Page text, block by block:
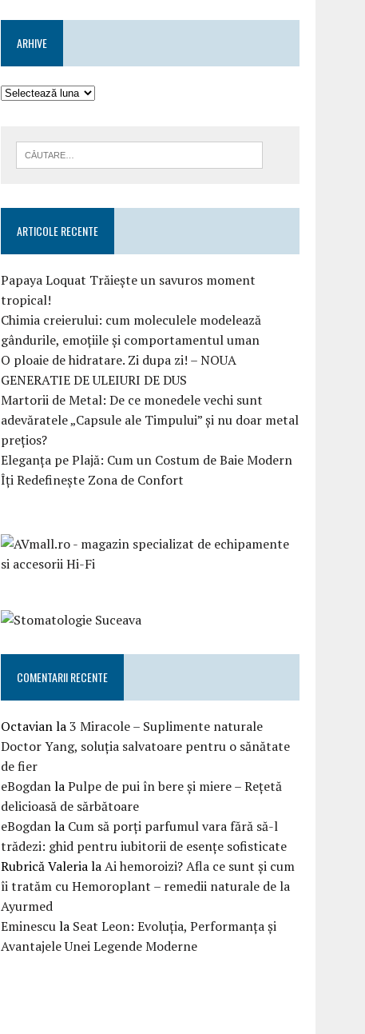
ARHIVE
ARTICOLE RECENTE
Papaya Loquat Trăiește un savuros moment
tropical!
Chimia creierului: cum moleculele modelează
gândurile, emoțiile și comportamentul uman
O ploaie de hidratare. Zi dupa zi! – NOUA
GENERATIE DE ULEIURI DE DUS
Martorii de Metal: De ce monedele vechi sunt
adevăratele „Capsule ale Timpului” și nu doar metal
prețios?
Eleganța pe Plajă: Cum un Costum de Baie Modern
Îți Redefinește Zona de Confort
COMENTARII RECENTE
Octavianla3 Miracole – Suplimente naturale
Doctor Yang, soluția salvatoare pentru o sănătate
de fier
eBogdanlaPulpe de pui în bere și miere – Rețetă
delicioasă de sărbătoare
eBogdanla Cum să porți parfumul vara fără să-l
trădezi: ghid pentru iubitorii de esențe sofisticate
Rubrică ValerialaAi hemoroizi? Afla ce sunt și cum
îi tratăm cu Hemoroplant – remedii naturale de la
Ayurmed
Eminescula Seat Leon: Evoluția, Performanța și
Avantajele Unei Legende Moderne